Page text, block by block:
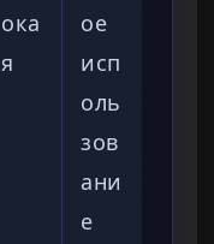
ока
я
ое
исп
оль
зов
ани
е